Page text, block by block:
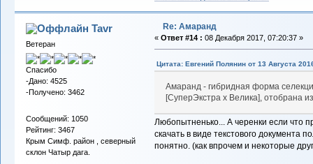
Tavr
Ветеран
Спасибо
-Дано: 4525
-Получено: 3462
Сообщений: 1050
Рейтинг: 3467
Крым Симф. район , северный
склон Чатыр дага.
Re: Амаранд
« Ответ #14 : 08 Декабря 2017, 07:20:37 »
Цитата: Евгений Полянин от 13 Августа
Амаранд - гибридная форма
[СуперЭкстра х Велика], отобрана
Любопытненько... А черенки если что
скачать в виде текстового документа
понятно. (как впрочем и некоторые